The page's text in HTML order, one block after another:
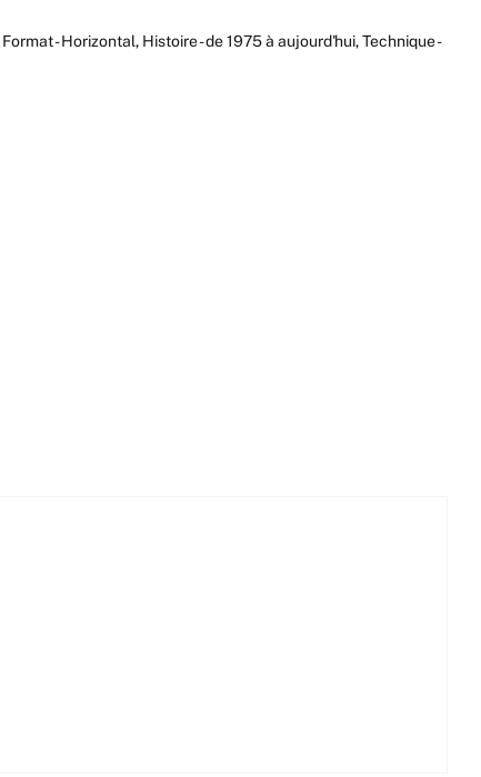
Format - Horizontal, Histoire - de 1975 à aujourd'hui,Technique -